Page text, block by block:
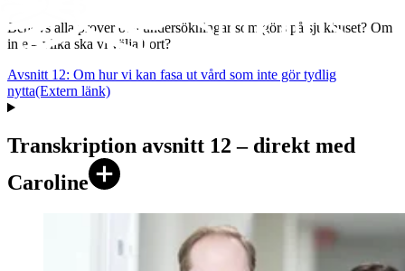
Behövs alla prover och undersökningar som görs på sjukhuset? Om
inte – vilka ska vi välja bort?
Avsnitt 12: Om hur vi kan fasa ut vård som inte gör tydlig
nytta(Extern länk)
Transkription avsnitt 12 – direkt med
Caroline